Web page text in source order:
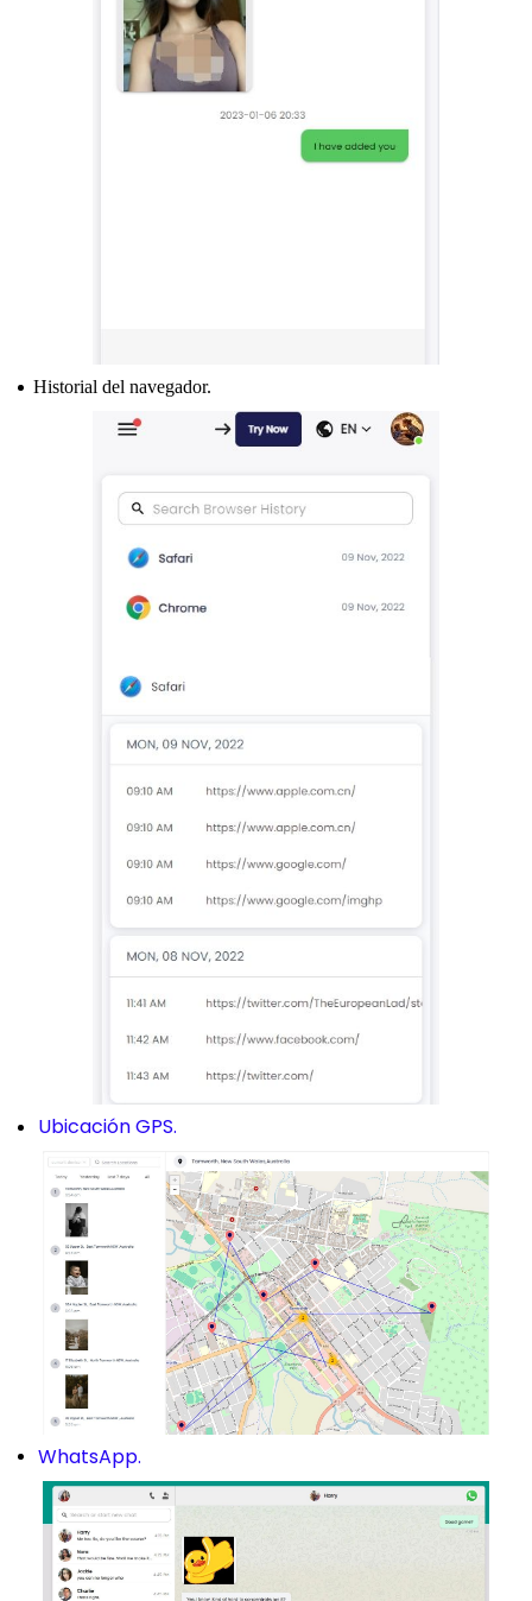
Historial del navegador.
Ubicación GPS.
WhatsApp.